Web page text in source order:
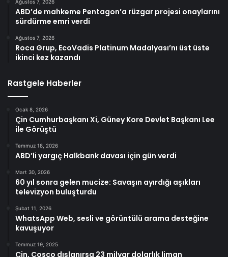
Ağustos 7, 2026
ABD’de mahkeme Pentagon’a rüzgar projesi onaylarını
sürdürme emri verdi
Ağustos 7, 2026
Roca Grup, EcoVadis Platinum Madalyası’nı üst üste
ikinci kez kazandı
Rastgele Haberler
Ocak 8, 2026
Çin Cumhurbaşkanı Xi, Güney Kore Devlet Başkanı Lee
ile Görüştü
Temmuz 18, 2026
ABD’li yargıç Halkbank davası için gün verdi
Mart 30, 2026
60 yıl sonra gelen mucize: Savaşın ayırdığı aşıkları
televizyon buluşturdu
Şubat 11, 2026
WhatsApp Web, sesli ve görüntülü arama desteğine
kavuşuyor
Temmuz 19, 2025
Çin, Cosco dışlanırsa 23 milyar dolarlık liman